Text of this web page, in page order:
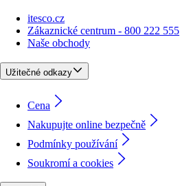
itesco.cz
Zákaznické centrum - 800 222 555
Naše obchody
Užitečné odkazy
Cena
Nakupujte online bezpečně
Podmínky používání
Soukromí a cookies